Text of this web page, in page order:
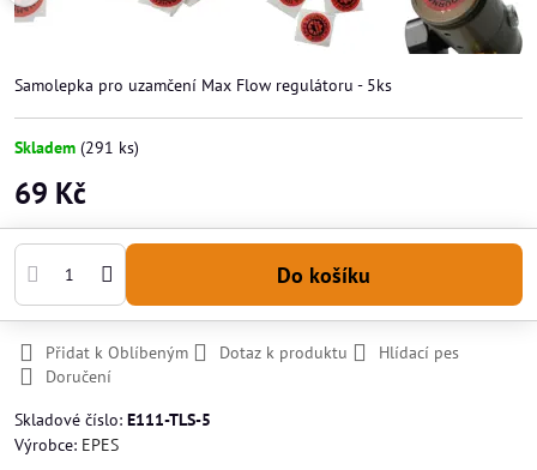
Samolepka pro uzamčení Max Flow regulátoru - 5ks
Skladem (291 ks)
69 Kč
Do košíku
Přidat k Oblíbeným Dotaz k produktu
Hlídací pes
Doručení
Skladové číslo: E111-TLS-5
Výrobce: EPES